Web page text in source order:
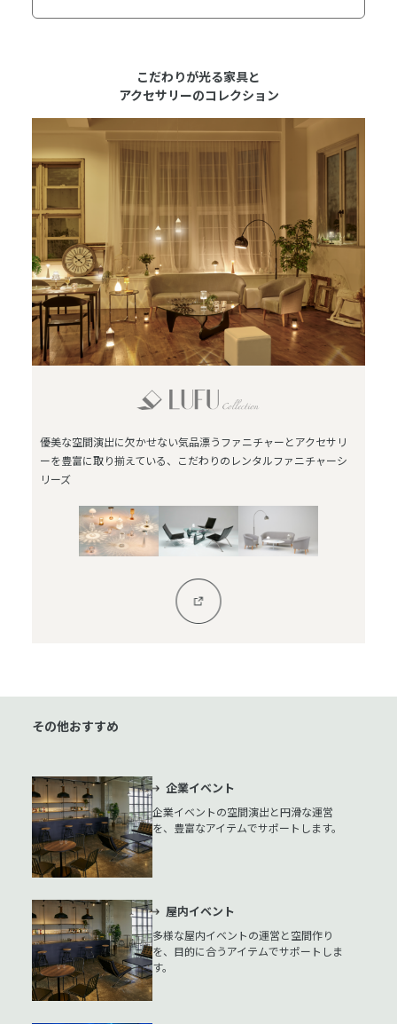
こだわりが光る家具と
アクセサリーのコレクション
優美な空間演出に欠かせない気品漂うファニチャーとアクセサリ
ーを豊富に取り揃えている、こだわりのレンタルファニチャーシ
リーズ
その他おすすめ
企業イベント
企業イベントの空間演出と円滑な運営
を、豊富なアイテムでサポートします。
屋内イベント
多様な屋内イベントの運営と空間作り
を、目的に合うアイテムでサポートしま
す。